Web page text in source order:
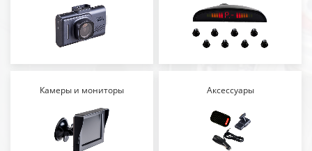
Камеры и мониторы Аксессуары